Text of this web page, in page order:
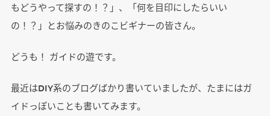
もどうやって探すの！？」、「何を目印にしたらいい
の！？」とお悩みのきのこビギナーの皆さん。
どうも！ ガイドの遊です。
最近はDIY系のブログばかり書いていましたが、たまにはガ
イドっぽいことも書いてみます。